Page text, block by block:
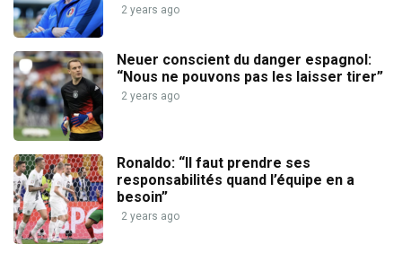
2 years ago
Neuer conscient du danger espagnol:
“Nous ne pouvons pas les laisser tirer”
2 years ago
Ronaldo: “Il faut prendre ses
responsabilités quand l’équipe en a
besoin”
2 years ago